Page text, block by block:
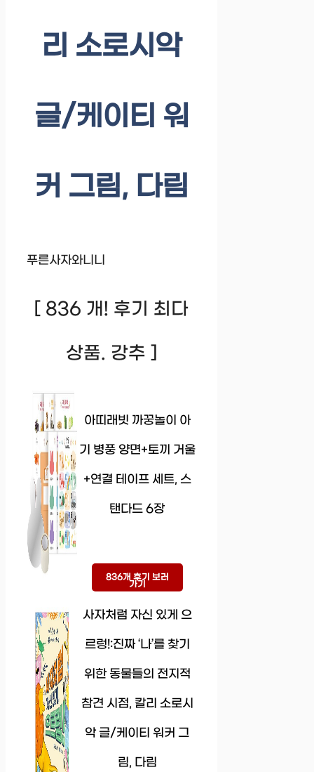
리 소로시악
글/케이티 워
커 그림, 다림
푸른사자와니니
[ 836 개! 후기 최다
상품. 강추 ]
아띠래빗 까꿍놀이 아
기 병풍 양면+토끼 거울
+연결 테이프 세트, 스
탠다드 6장
836개 후기 보러
가기
사자처럼 자신 있게 으
르렁!:진짜 ‘나’를 찾기
위한 동물들의 전지적
참견 시점, 칼리 소로시
악 글/케이티 워커 그
림, 다림